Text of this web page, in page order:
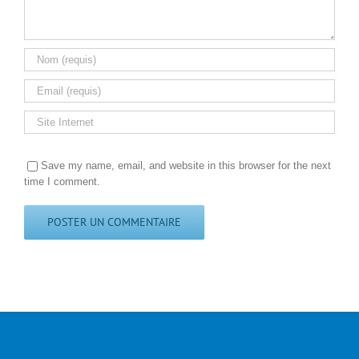
Save my name, email, and website in this browser for the next
time I comment.